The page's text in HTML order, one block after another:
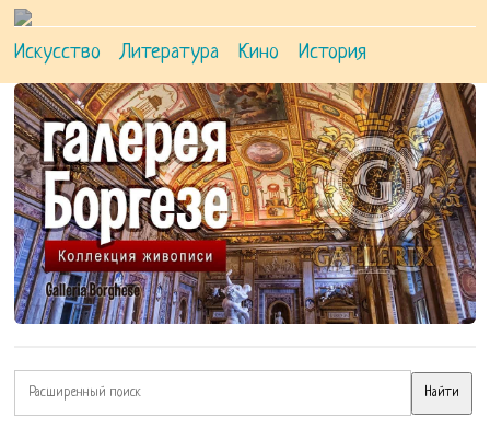
Искусство Литература Кино История